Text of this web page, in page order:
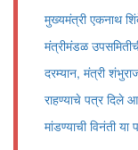
मुख्यमंत्री एकनाथ
मंत्रीमंडळ
दरम्यान, मंत्री
राहण्याचे पत्र दिले
मांडण्याची विनंती